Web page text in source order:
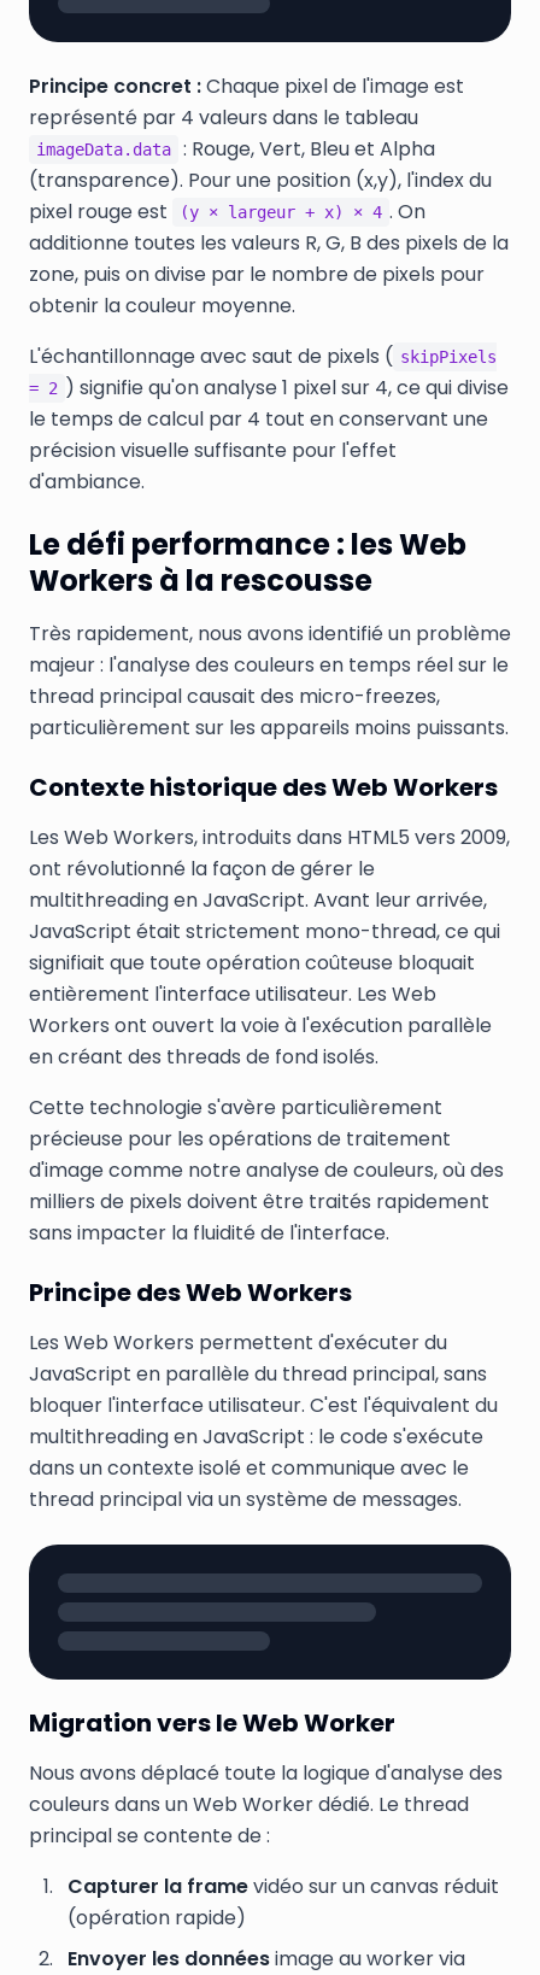
Principe concret :Chaque pixel de l'image est
représenté par 4 valeurs dans le tableau
imageData.data
: Rouge, Vert, Bleu et Alpha
(transparence). Pour une position (x,y), l'index du
pixel rouge est
(y × largeur + x) × 4 . On
additionne toutes les valeurs R, G, B des pixels de la
zone, puis on divise par le nombre de pixels pour
obtenir la couleur moyenne.
L'échantillonnage avec saut de pixels ( skipPixels
= 2 ) signifie qu'on analyse 1 pixel sur 4, ce qui divise
le temps de calcul par 4 tout en conservant une
précision visuelle suffisante pour l'effet
d'ambiance.
Le défi performance : les Web
Workers à la rescousse
Très rapidement, nous avons identifié un problème
majeur : l'analyse des couleurs en temps réel sur le
thread principal causait des micro-freezes,
particulièrement sur les appareils moins puissants.
Contexte historique des Web Workers
Les Web Workers, introduits dans HTML5 vers 2009,
ont révolutionné la façon de gérer le
multithreading en JavaScript. Avant leur arrivée,
JavaScript était strictement mono-thread, ce qui
signifiait que toute opération coûteuse bloquait
entièrement l'interface utilisateur. Les Web
Workers ont ouvert la voie à l'exécution parallèle
en créant des threads de fond isolés.
Cette technologie s'avère particulièrement
précieuse pour les opérations de traitement
d'image comme notre analyse de couleurs, où des
milliers de pixels doivent être traités rapidement
sans impacter la fluidité de l'interface.
Principe des Web Workers
Les Web Workers permettent d'exécuter du
JavaScript en parallèle du thread principal, sans
bloquer l'interface utilisateur. C'est l'équivalent du
multithreading en JavaScript : le code s'exécute
dans un contexte isolé et communique avec le
thread principal via un système de messages.
Migration vers le Web Worker
Nous avons déplacé toute la logique d'analyse des
couleurs dans un Web Worker dédié. Le thread
principal se contente de :
Capturer la framevidéo sur un canvas réduit
(opération rapide)
Envoyer les donnéesimage au worker via